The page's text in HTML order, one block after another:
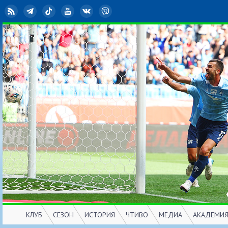
RSS TelegramTikTok YouTubeВКонтакте
КЛУБ
СЕЗОН
ИСТОРИЯ
ЧТИВО
МЕДИА
АКАДЕМИЯ